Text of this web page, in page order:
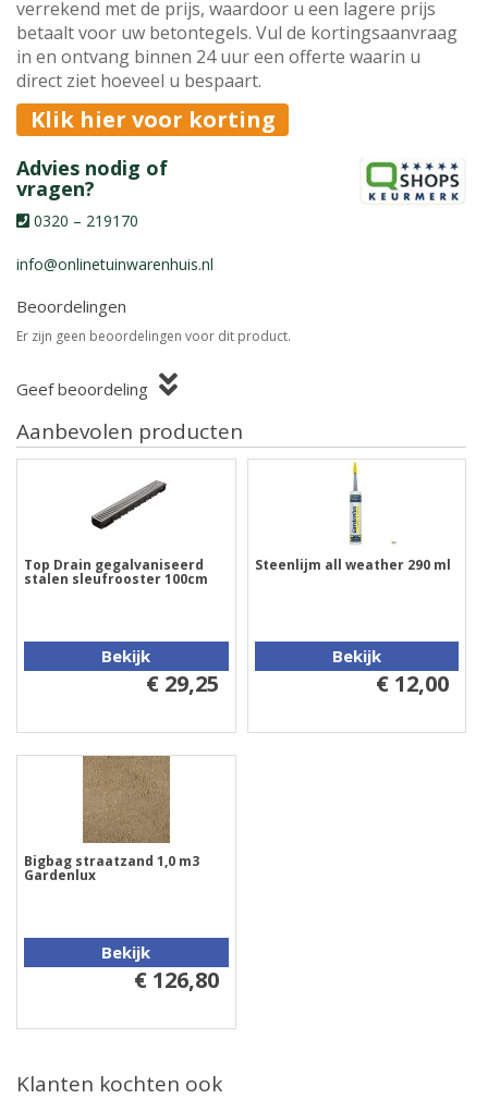
verrekend met de prijs, waardoor u een lagere prijs
betaalt voor uw betontegels. Vul de kortingsaanvraag
in en ontvang binnen 24 uur een offerte waarin u
direct ziet hoeveel u bespaart.
Klik hier voor korting
Advies nodig of
vragen?
0320 – 219170
info@onlinetuinwarenhuis.nl
Beoordelingen
Er zijn geen beoordelingen voor dit product.
Geef beoordeling
Aanbevolen producten
Top Drain gegalvaniseerd
stalen sleufrooster 100cm
Bekijk
€ 29,25
Steenlijm all weather 290 ml
Bekijk
€ 12,00
Bigbag straatzand 1,0 m3
Gardenlux
Bekijk
€ 126,80
Klanten kochten ook